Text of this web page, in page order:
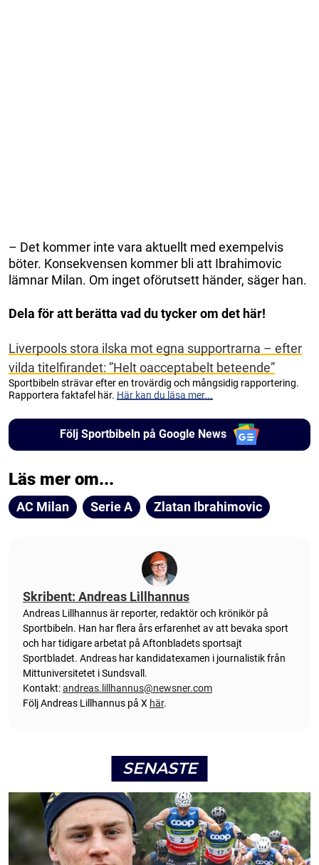
– Det kommer inte vara aktuellt med exempelvis
böter. Konsekvensen kommer bli att Ibrahimovic
lämnar Milan. Om inget oförutsett händer, säger han.
Dela för att berätta vad du tycker om det här!
Liverpools stora ilska mot egna supportrarna – efter
vilda titelfirandet: ”Helt oacceptabelt beteende”
Sportbibeln strävar efter en trovärdig och mångsidig rapportering.
Rapportera faktafel här. Här kan du läsa mer...
Följ Sportbibeln på Google News
Läs mer om...
AC Milan Serie A Zlatan Ibrahimovic
Skribent: Andreas Lillhannus
Andreas Lillhannus är reporter, redaktör och krönikör på
Sportbibeln. Han har flera års erfarenhet av att bevaka sport
och har tidigare arbetat på Aftonbladets sportsajt
Sportbladet. Andreas har kandidatexamen i journalistik från
Mittuniversitetet i Sundsvall.
Kontakt:andreas.lillhannus@newsner.com
Följ Andreas Lillhannus på X här.
SENASTE